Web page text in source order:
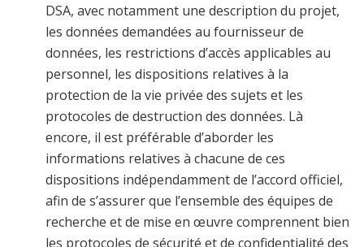
DSA, avec notamment une description du projet,
les données demandées au fournisseur de
données, les restrictions d’accès applicables au
personnel, les dispositions relatives à la
protection de la vie privée des sujets et les
protocoles de destruction des données. Là
encore, il est préférable d’aborder les
informations relatives à chacune de ces
dispositions indépendamment de l’accord officiel,
afin de s’assurer que l’ensemble des équipes de
recherche et de mise en œuvre comprennent bien
les protocoles de sécurité et de confidentialité des